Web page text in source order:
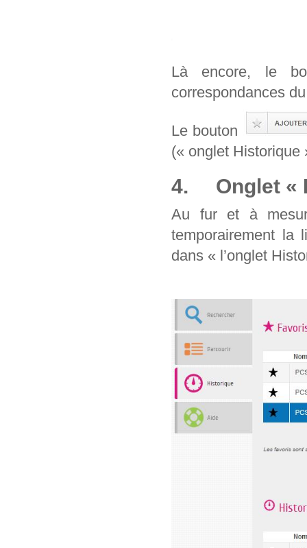
Là encore, le
correspondances
Le bouton
(« onglet Historique
4. Onglet «
Au fur et à
temporairement la
dans « l’onglet